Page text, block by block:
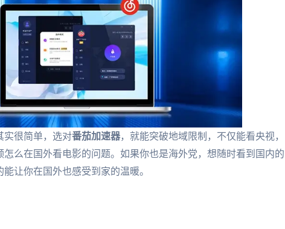
实很简单，选对番茄加速器，就能突破地域限制，不仅能看央视，
么在国外看电影的问题。如果你也是海外党，想随时看到国内的
让你在国外也感受到家的温暖。